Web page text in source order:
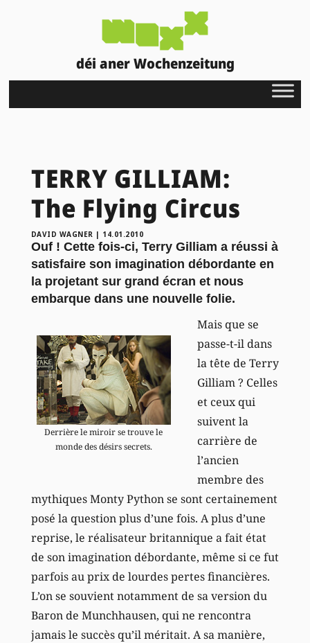
déi aner Wochenzeitung
TERRY GILLIAM:
The Flying Circus
DAVID WAGNER | 14.01.2010
Ouf ! Cette fois-ci, Terry Gilliam a réussi à
satisfaire son imagination débordante en
la projetant sur grand écran et nous
embarque dans une nouvelle folie.
Derrière le miroir se trouve le
monde des désirs secrets.
Mais que se
passe-t-il dans
la tête de Terry
Gilliam ? Celles
et ceux qui
suivent la
carrière de
l’ancien
membre des
mythiques Monty Python se sont certainement
posé la question plus d’une fois. A plus d’une
reprise, le réalisateur britannique a fait état
de son imagination débordante, même si ce fut
parfois au prix de lourdes pertes financières.
L’on se souvient notamment de sa version du
Baron de Munchhausen, qui ne rencontra
jamais le succès qu’il méritait. A sa manière,